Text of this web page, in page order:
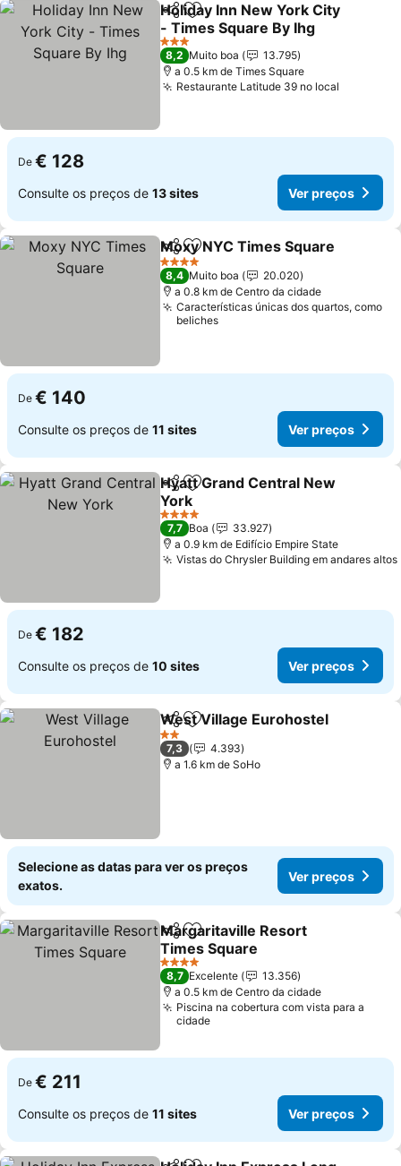
PartilharAdicionar aos favoritos
Holiday Inn New York City
- Times Square By Ihg
Ver preços
3 Estrelas
8,2 Muito boa
13.795
a 0.5 km de Times Square
Restaurante Latitude 39 no local
De € 128
Consulte os preços de 13 sites Ver preços
PartilharAdicionar aos favoritos
Moxy NYC Times Square
4 Estrelas
8,4 Muito boa
20.020
a 0.8 km de Centro da cidade
Características únicas dos quartos, como
beliches
De € 140
Consulte os preços de 11 sites Ver preços
PartilharAdicionar aos favoritos
Hyatt Grand Central New
York
Ver preços
4 Estrelas
7,7 Boa
33.927
a 0.9 km de Edifício Empire State
Vistas do Chrysler Building em andares altos
De € 182
Consulte os preços de 10 sites Ver preços
PartilharAdicionar aos favoritos
West Village Eurohostel
2 Estrelas
7,3
4.393
a 1.6 km de SoHo
Selecione as datas para ver os preços
exatos.
Ver preços
PartilharAdicionar aos favoritos
Margaritaville Resort
Times Square
Ver preços
4 Estrelas
8,7 Excelente
13.356
a 0.5 km de Centro da cidade
Piscina na cobertura com vista para a
cidade
De € 211
Consulte os preços de 11 sites Ver preços